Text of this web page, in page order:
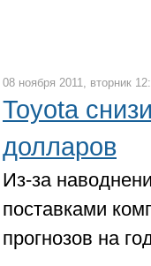
08 ноября 2011, вторник
Toyota
долларов
Из-за
поставками
прогнозов на